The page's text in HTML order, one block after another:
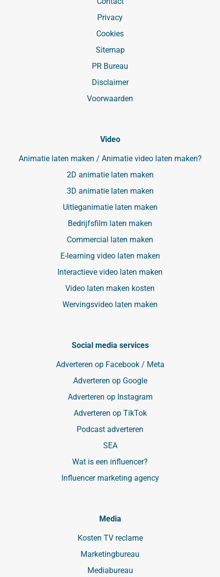
Privacy
Cookies
Sitemap
PR Bureau
Disclaimer
Voorwaarden
Video
Animatie laten maken / Animatie video laten maken?
2D animatie laten maken
3D animatie laten maken
Uitleganimatie laten maken
Bedrijfsfilm laten maken
Commercial laten maken
E-learning video laten maken
Interactieve video laten maken
Video laten maken kosten
Wervingsvideo laten maken
Social media services
Adverteren op Facebook / Meta
Adverteren op Google
Adverteren op Instagram
Adverteren op TikTok
Podcast adverteren
SEA
Wat is een influencer?
Influencer marketing agency
Media
Kosten TV reclame
Marketingbureau
Mediabureau